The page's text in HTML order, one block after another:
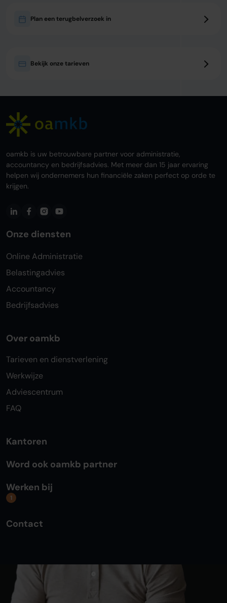
Plan een terugbelverzoek in
Bekijk onze tarieven
oamkb is uw betrouwbare partner voor administratie,
accountancy en bedrijfsadvies. Met meer dan 15 jaar ervaring
helpen wij ondernemers hun financiële zaken perfect op orde te
krijgen.
Onze diensten
Online Administratie
Belastingadvies
Accountancy
Bedrijfsadvies
Over oamkb
Tarieven en dienstverlening
Werkwijze
Adviescentrum
FAQ
Kantoren
Word ook oamkb partner
Werken bij
1
Contact
Algemene voorwaarden
Privacy statement